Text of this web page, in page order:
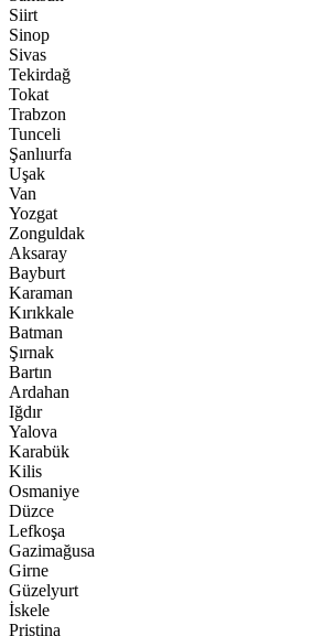
Siirt
Sinop
Sivas
Tekirdağ
Tokat
Trabzon
Tunceli
Şanlıurfa
Uşak
Van
Yozgat
Zonguldak
Aksaray
Bayburt
Karaman
Kırıkkale
Batman
Şırnak
Bartın
Ardahan
Iğdır
Yalova
Karabük
Kilis
Osmaniye
Düzce
Lefkoşa
Gazimağusa
Girne
Güzelyurt
İskele
Pristina